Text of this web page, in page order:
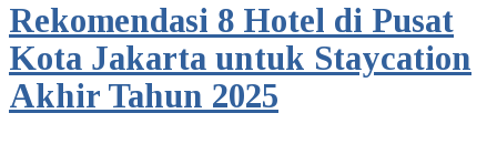
Rekomendasi 8 Hotel di Pusat
Kota Jakarta untuk Staycation
Akhir Tahun 2025